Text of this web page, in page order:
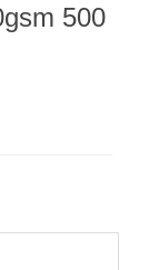
500